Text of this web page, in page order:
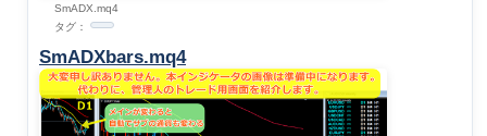
SmADX.mq4
タグ：
SmADXbars.mq4